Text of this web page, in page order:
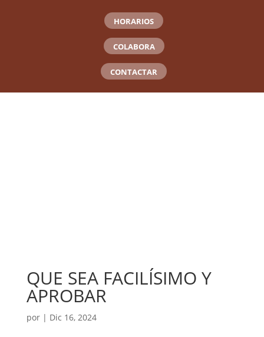
HORARIOS
COLABORA
CONTACTAR
QUE SEA FACILÍSIMO Y
APROBAR
por | Dic 16, 2024